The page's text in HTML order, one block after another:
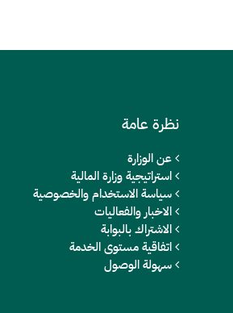
نظرة عامة
عن الوزارة
استراتيجية وزارة المالية
سياسة الاستخدام والخصوصية
الاخبار والفعاليات
الاشتراك بالبوابة
اتفاقية مستوى الخدمة
سهولة الوصول